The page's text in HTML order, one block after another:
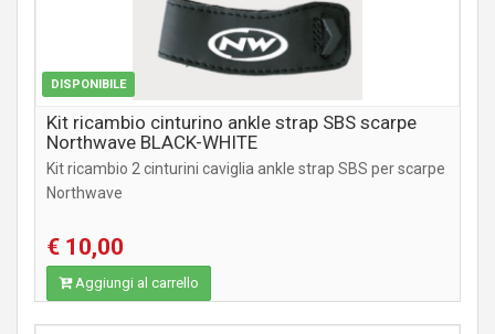
DISPONIBILE
Kit ricambio cinturino ankle strap SBS scarpe
Northwave BLACK-WHITE
Kit ricambio 2 cinturini caviglia ankle strap SBS per scarpe
Northwave
€ 10,00
Aggiungi al carrello